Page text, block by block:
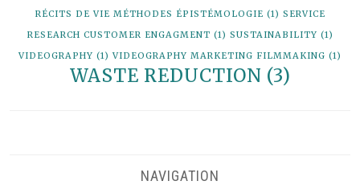
RÉCITS DE VIE MÉTHODES ÉPISTÉMOLOGIE (1) SERVICE
RESEARCH CUSTOMER ENGAGMENT (1) SUSTAINABILITY (1)
VIDEOGRAPHY (1) VIDEOGRAPHY MARKETING FILMMAKING (1)
WASTE REDUCTION (3)
NAVIGATION